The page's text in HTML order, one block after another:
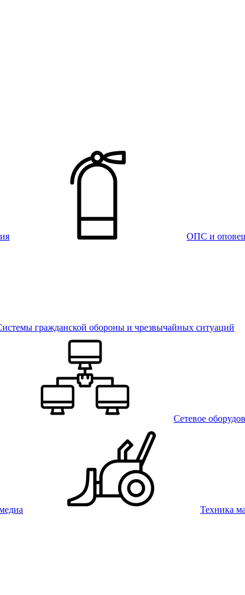
ОПС и
гражданской обороны и чрезвычайных ситуаций
Сетевое
Техника